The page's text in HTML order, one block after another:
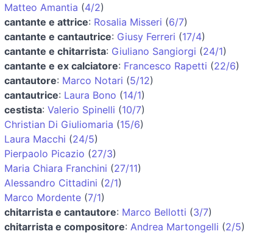
Matteo Amantia (4/2)
cantante e attrice: Rosalia Misseri (6/7)
cantante e cantautrice: Giusy Ferreri (17/4)
cantante e chitarrista: Giuliano Sangiorgi (24/1)
cantante e ex calciatore: Francesco Rapetti (22/6)
cantautore: Marco Notari (5/12)
cantautrice: Laura Bono (14/1)
cestista: Valerio Spinelli (10/7)
Christian Di Giuliomaria (15/6)
Laura Macchi (24/5)
Pierpaolo Picazio (27/3)
Maria Chiara Franchini (27/11)
Alessandro Cittadini (2/1)
Marco Mordente (7/1)
chitarrista e cantautore: Marco Bellotti (3/7)
chitarrista e compositore: Andrea Martongelli (2/5)